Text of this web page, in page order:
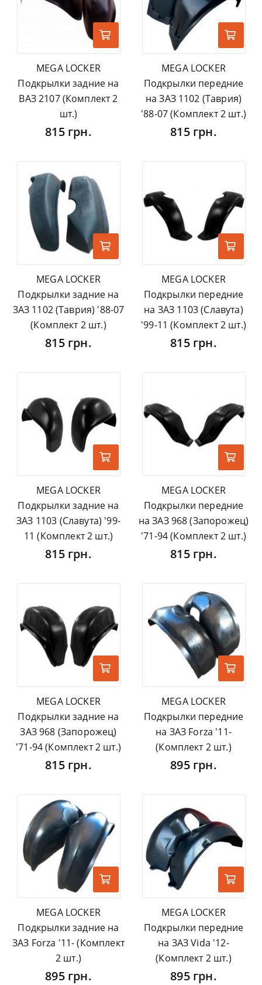
MEGA LOCKER
Подкрылки задние на
ВАЗ 2107 (Комплект 2
шт.)
815 грн.
MEGA LOCKER
Подкрылки передние
на ЗАЗ 1102 (Таврия)
'88-07 (Комплект 2 шт.)
815 грн.
MEGA LOCKER
Подкрылки задние на
ЗАЗ 1102 (Таврия) '88-07
(Комплект 2 шт.)
815 грн.
MEGA LOCKER
Подкрылки передние
на ЗАЗ 1103 (Славута)
'99-11 (Комплект 2 шт.)
815 грн.
MEGA LOCKER
Подкрылки задние на
ЗАЗ 1103 (Славута) '99-
11 (Комплект 2 шт.)
815 грн.
MEGA LOCKER
Подкрылки передние
на ЗАЗ 968 (Запорожец)
'71-94 (Комплект 2 шт.)
815 грн.
MEGA LOCKER
Подкрылки задние на
ЗАЗ 968 (Запорожец)
'71-94 (Комплект 2 шт.)
815 грн.
MEGA LOCKER
Подкрылки передние
на ЗАЗ Forza '11-
(Комплект 2 шт.)
895 грн.
MEGA LOCKER
Подкрылки задние на
ЗАЗ Forza '11- (Комплект
2 шт.)
895 грн.
MEGA LOCKER
Подкрылки передние
на ЗАЗ Vida '12-
(Комплект 2 шт.)
895 грн.